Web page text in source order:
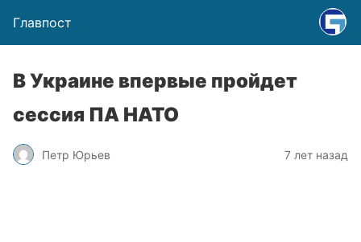
Главпост
В Украине впервые пройдет
сессия ПА НАТО
Петр Юрьев 7 лет назад